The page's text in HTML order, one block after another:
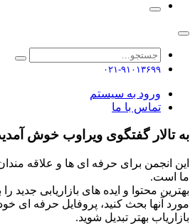
۰۲۱-۹۱۰۱۳۶۹۹
ورود به سیستم
تماس با ما
به تالار گفتگوی ویراوب خوش
این انجمن برای حرفه ای ها و علاقه
ما است.
بهترین محتوا و ایده های بازاریابی جدید
مورد آنها بحث کنید، پروفایل حرفه ای
بازاریاب بهتر تبدیل شوید.